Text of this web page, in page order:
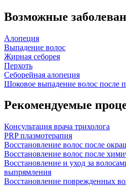
Возможные
Алопеция
Выпадение волос
Жирная себорея
Перхоть
Себорейная алопеция
Шоковое выпадение волос после
Рекомендуемые
Консультация врача трихолога
PRP плазмотерапия
Восстановление волос после
Восстановление волос после
Восстановление и уход за
выпрямления
Восстановление поврежденных